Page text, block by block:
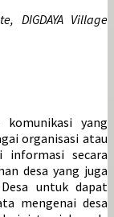
DIGDAYA Village
yang
organisasi atau
informasi secara
desa yang juga
untuk dapat
mengenai desa